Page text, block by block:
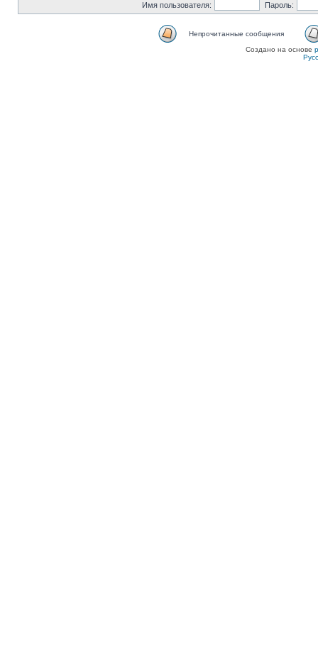
Имя пользователя: Пароль:
Непрочитанные сообщения
Создано на основе